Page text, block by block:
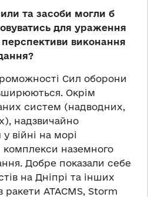
та засоби могли б
для ураження
виконання
Сил оборони
Окрім
систем (надводних,
надзвичайно
війні на морі
комплекси наземного
Добре показали себе
на Дніпрі та інших
ракети ATACMS, Storm